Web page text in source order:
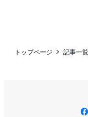
トップページ 記事一覧